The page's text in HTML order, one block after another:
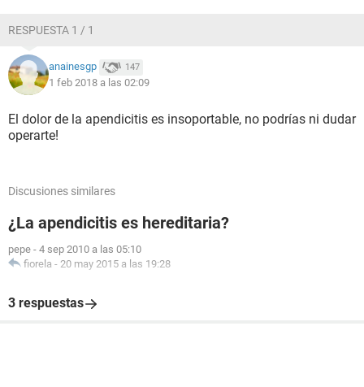
RESPUESTA 1 / 1
anainesgp 147
1 feb 2018 a las 02:09
El dolor de la apendicitis es insoportable, no podrías ni dudar
operarte!
Discusiones similares
¿La apendicitis es hereditaria?
pepe - 4 sep 2010 a las 05:10
fiorela - 20 may 2015 a las 19:28
3 respuestas